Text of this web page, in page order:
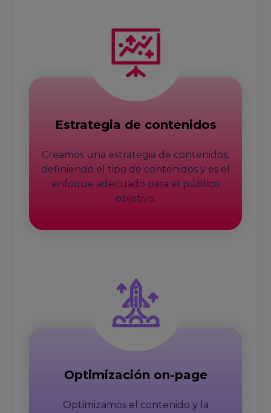
Estrategia de contenidos
Creamos una estrategia de contenidos,
definiendo el tipo de contenidos y es el
enfoque adecuado para el público
objetivo.
Optimización on-page
Optimizamos el contenido y la